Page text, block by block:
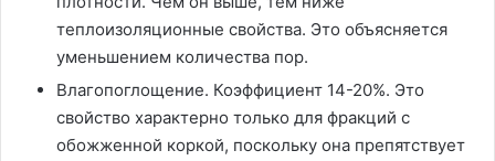
теплоизоляционные свойства. Это объясняется
уменьшением количества пор.
Влагопоглощение. Коэффициент 14-20%. Это
свойство характерно только для фракций с
обожженной коркой, поскольку она препятствует